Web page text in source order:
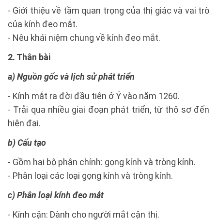
- Giới thiệu về tầm quan trọng của thị giác và vai trò
của kính đeo mắt.
- Nêu khái niệm chung về kính đeo mắt.
2. Thân bài
a) Nguồn gốc và lịch sử phát triển
- Kính mắt ra đời đầu tiên ở Ý vào năm 1260.
- Trải qua nhiều giai đoạn phát triển, từ thô sơ đến
hiện đại.
b) Cấu tạo
- Gồm hai bộ phận chính: gọng kính và tròng kính.
- Phân loại các loại gọng kính và tròng kính.
c) Phân loại kính đeo mắt
- Kính cận: Dành cho người mắt cận thị.